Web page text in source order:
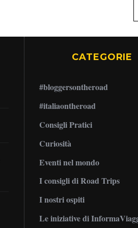
CATEGORIE
#bloggersontheroad
#italiaontheroad
Consigli Pratici
Curiosità
Eventi nel mondo
I consigli di Road Trips
I nostri ospiti
Le iniziative di